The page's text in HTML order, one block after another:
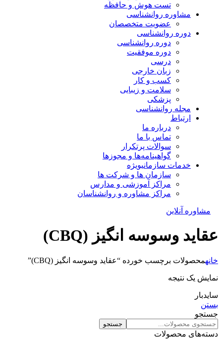
تست هوش و حافظه
مشاوره روانشناسی
عضویت متخصصان
دوره روانشناسی
دوره روانشناسی
دوره موفقیت
درسی
زبان خارجی
کسب و کار
سلامت و زیبایی
پزشکی
مجله روانشناسی
ارتباط
درباره ما
تماس با ما
سوالات پرتکرار
گواهینامه‌ها و مجوزها
خدمات سازمانیویژه
سازمان ها و شرکت ها
مراکز آموزشی و مدارس
مراکز مشاوره و روانشناسان
مشاوره آنلاین
عقاید وسوسه انگیز (CBQ)
خانهمحصولات برچسب خورده “عقاید وسوسه انگیز (CBQ)”
نمایش یک نتیجه
سایدبار
بستن
جستجو
جستجو
دسته‌های محصولات